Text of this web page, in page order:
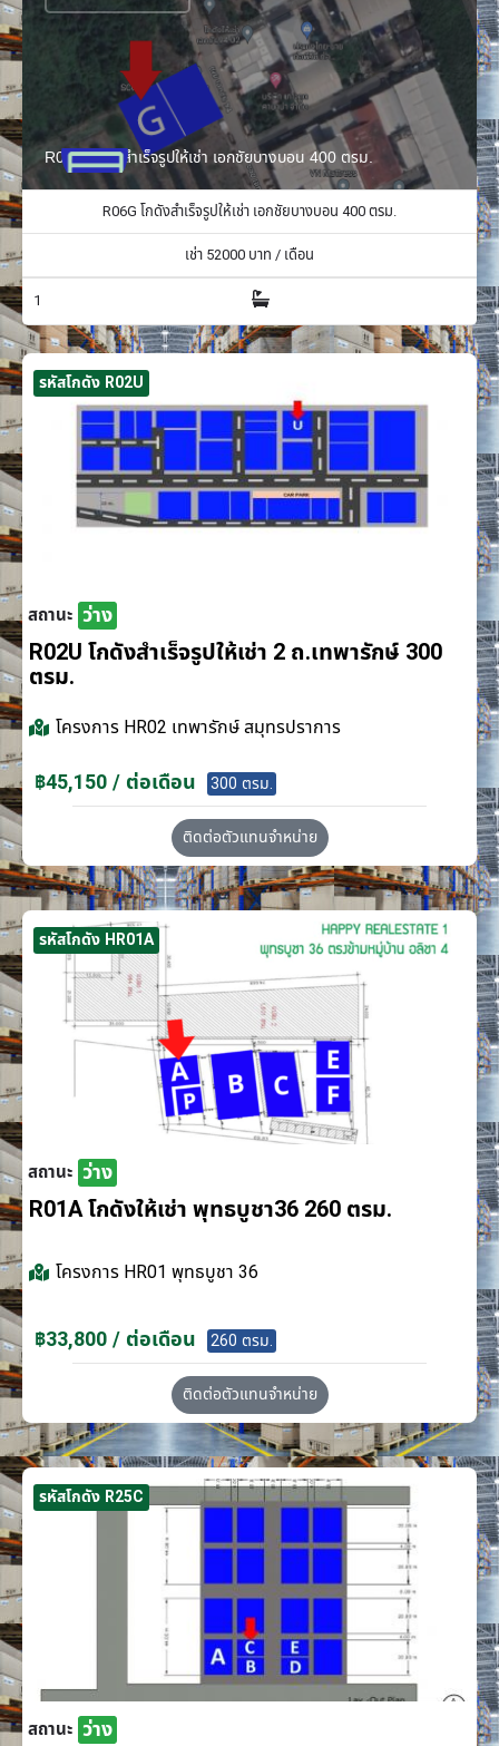
R06G โกดังสำเร็จรูปให้เช่า เอกชัยบางบอน 400 ตรม.
R06G โกดังสำเร็จรูปให้เช่า เอกชัยบางบอน 400 ตรม.
เช่า 52000 บาท / เดือน
1
รหัสโกดัง R02U
สถานะ ว่าง
R02U โกดังสำเร็จรูปให้เช่า 2 ถ.เทพารักษ์ 300
ตรม.
โครงการ HR02 เทพารักษ์ สมุทรปราการ
฿45,150 / ต่อเดือน 300 ตรม.
ติดต่อตัวแทนจำหน่าย
รหัสโกดัง HR01A
สถานะ ว่าง
R01A โกดังให้เช่า พุทธบูชา36 260 ตรม.
โครงการ HR01 พุทธบูชา 36
฿33,800 / ต่อเดือน 260 ตรม.
ติดต่อตัวแทนจำหน่าย
รหัสโกดัง R25C
สถานะ ว่าง